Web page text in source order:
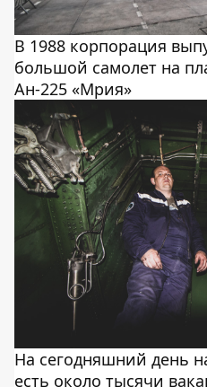
В 1988 корпорация
большой самолет на
Ан-225 «Мрия»
На сегодняшний день
есть около тысячи